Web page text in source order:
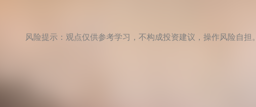
风险提示：观点仅供参考学习，不构成投资建议，操作风险自担